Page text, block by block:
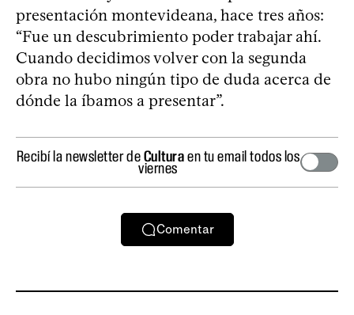
presentación montevideana, hace tres años:
“Fue un descubrimiento poder trabajar ahí.
Cuando decidimos volver con la segunda
obra no hubo ningún tipo de duda acerca de
dónde la íbamos a presentar”.
Recibí la newsletter deCulturaen tu email todos los
viernes
Comentar